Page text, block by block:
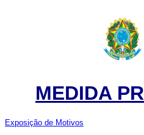
MEDIDA
Exposição de Motivos